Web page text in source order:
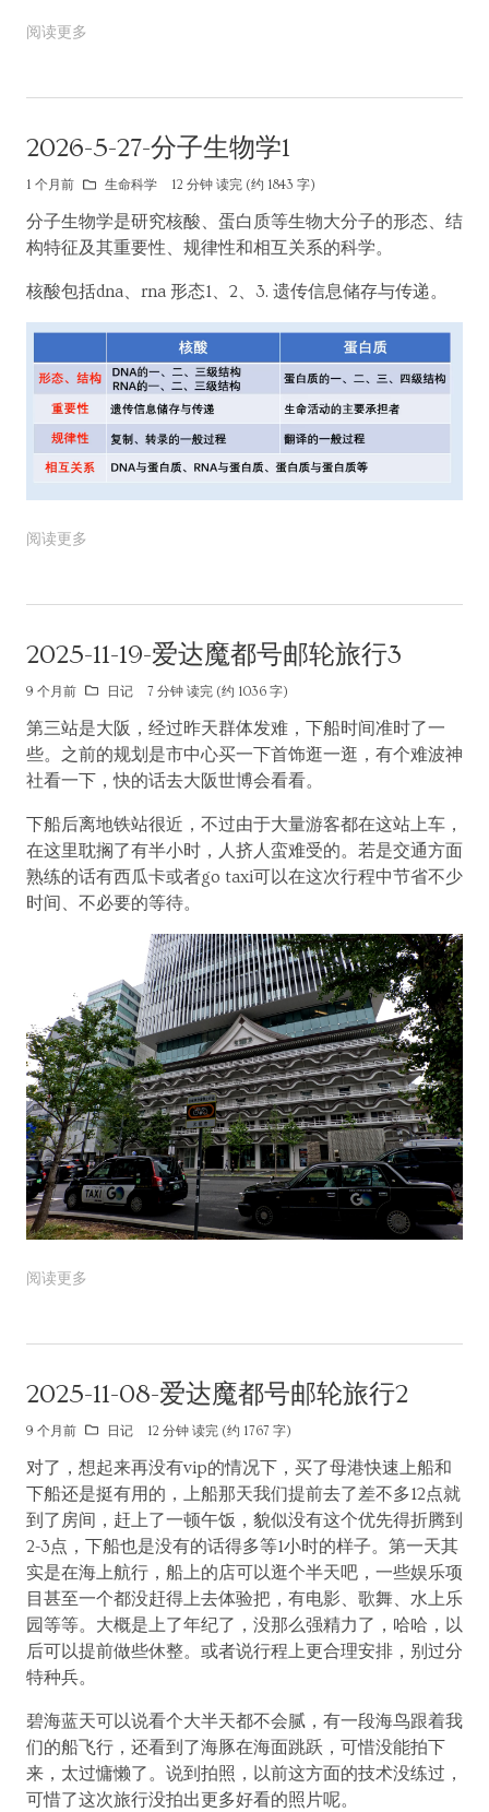
阅读更多
2026-5-27-分子生物学1
1 个月前 生命科学 12 分钟 读完 (约 1843 字)
分子生物学是研究核酸、蛋白质等生物大分子的形态、结
构特征及其重要性、规律性和相互关系的科学。
核酸包括dna、rna 形态1、2、3. 遗传信息储存与传递。
阅读更多
2025-11-19-爱达魔都号邮轮旅行3
9 个月前 日记 7 分钟 读完 (约 1036 字)
第三站是大阪，经过昨天群体发难，下船时间准时了一
些。之前的规划是市中心买一下首饰逛一逛，有个难波神
社看一下，快的话去大阪世博会看看。
下船后离地铁站很近，不过由于大量游客都在这站上车，
在这里耽搁了有半小时，人挤人蛮难受的。若是交通方面
熟练的话有西瓜卡或者go taxi可以在这次行程中节省不少
时间、不必要的等待。
阅读更多
2025-11-08-爱达魔都号邮轮旅行2
9 个月前 日记 12 分钟 读完 (约 1767 字)
对了，想起来再没有vip的情况下，买了母港快速上船和
下船还是挺有用的，上船那天我们提前去了差不多12点就
到了房间，赶上了一顿午饭，貌似没有这个优先得折腾到
2-3点，下船也是没有的话得多等1小时的样子。第一天其
实是在海上航行，船上的店可以逛个半天吧，一些娱乐项
目甚至一个都没赶得上去体验把，有电影、歌舞、水上乐
园等等。大概是上了年纪了，没那么强精力了，哈哈，以
后可以提前做些休整。或者说行程上更合理安排，别过分
特种兵。
碧海蓝天可以说看个大半天都不会腻，有一段海鸟跟着我
们的船飞行，还看到了海豚在海面跳跃，可惜没能拍下
来，太过慵懒了。说到拍照，以前这方面的技术没练过，
可惜了这次旅行没拍出更多好看的照片呢。